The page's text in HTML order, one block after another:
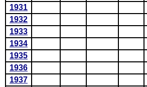
1931
1932
1933
1934
1935
1936
1937